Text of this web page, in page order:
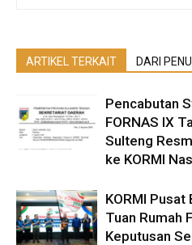
ARTIKEL TERKAIT DARI
Pencabutan
FORNAS IX
Sulteng
ke KORMI
KORMI
Tuan Rumah
Keputusan